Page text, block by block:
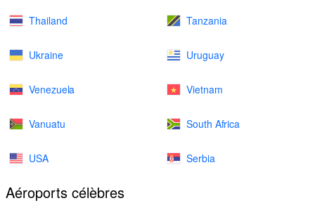
Thailand Tanzania
Ukraine Uruguay
Venezuela Vietnam
Vanuatu South Africa
USA Serbia
Aéroports célèbres